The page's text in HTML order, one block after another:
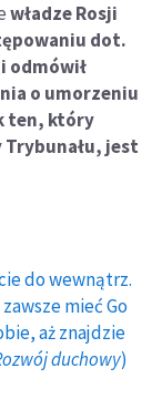
władze Rosji
dot.
odmówił
o umorzeniu
ten, który
jest
do wewnątrz.
mieć Go
aż znajdzie
duchowy)